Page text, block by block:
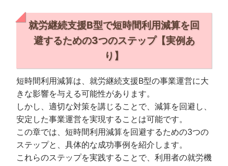
就労継続支援B型で短時間利用減算を回
避するための3つのステップ【実例あ
り】
短時間利用減算は、就労継続支援B型の事業運営に大
きな影響を与える可能性があります。
しかし、適切な対策を講じることで、減算を回避し、
安定した事業運営を実現することは可能です。
この章では、短時間利用減算を回避するための3つの
ステップと、具体的な成功事例を紹介します。
これらのステップを実践することで、利用者の就労機